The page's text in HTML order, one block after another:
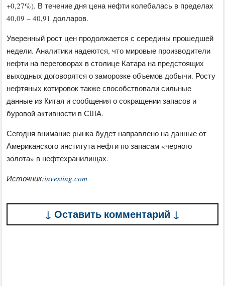
+0,27%). В течение дня цена нефти колебалась в пределах
40,09 – 40,91 долларов.
Уверенный рост цен продолжается с середины прошедшей
недели. Аналитики надеются, что мировые производители
нефти на переговорах в столице Катара на предстоящих
выходных договорятся о заморозке объемов добычи. Росту
нефтяных котировок также способствовали сильные
данные из Китая и сообщения о сокращении запасов и
буровой активности в США.
Сегодня внимание рынка будет направлено на данные от
Американского института нефти по запасам «черного
золота» в нефтехранилищах.
Источник:investing.com
↓ Оставить комментарий ↓